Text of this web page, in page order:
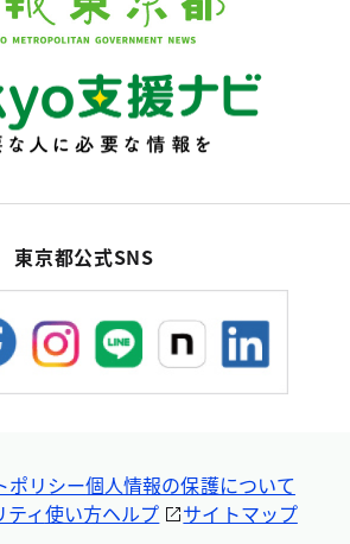
東京都公式SNS
ポリシー個人情報の保護について
ィ使い方ヘルプ サイトマップ